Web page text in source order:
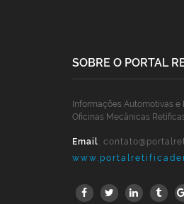
SOBRE O PORTAL
Informações Automotivas
Oficinas Mecânicas
Email: